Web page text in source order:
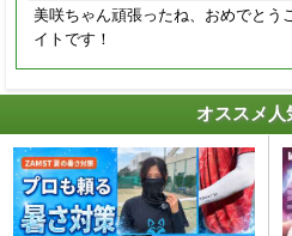
美咲ちゃん頑張ったね、おめでとう
イトです！
オススメ人